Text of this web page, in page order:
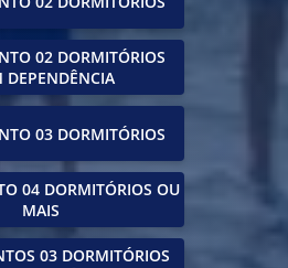
02 DORMITÓRIOS
DEPENDÊNCIA
03 DORMITÓRIOS
04 DORMITÓRIOS OU
MAIS
03 DORMITÓRIOS